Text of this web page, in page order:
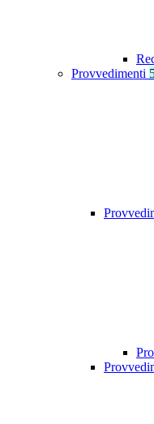
Provvedimenti